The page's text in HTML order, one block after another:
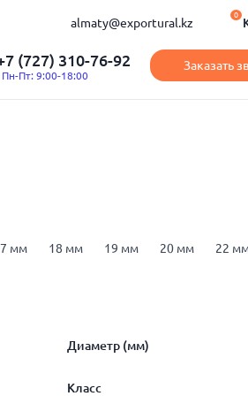
almaty@exportural.kz
0
(727) 310-76-92
Пн-Пт: 9:00-18:00
Заказать
мм 18 мм 19 мм 20 мм
22
Диаметр (мм)
Класс